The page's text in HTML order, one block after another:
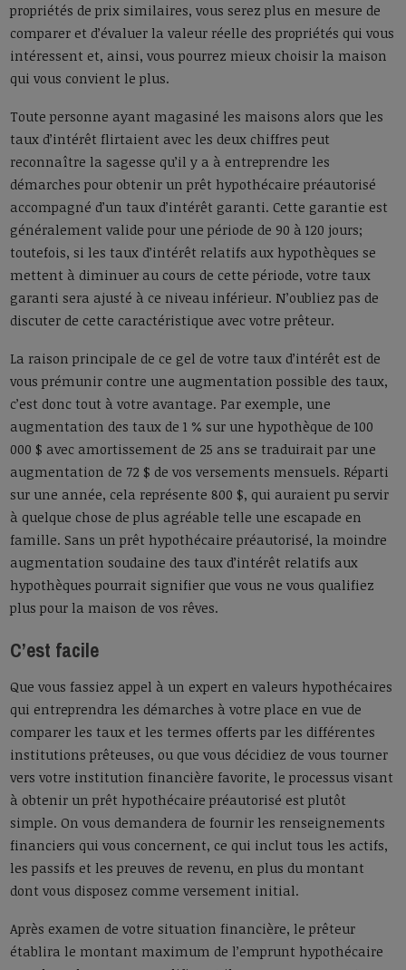
propriétés de prix similaires, vous serez plus en mesure de
comparer et d’évaluer la valeur réelle des propriétés qui vous
intéressent et, ainsi, vous pourrez mieux choisir la maison
qui vous convient le plus.
Toute personne ayant magasiné les maisons alors que les
taux d’intérêt flirtaient avec les deux chiffres peut
reconnaître la sagesse qu’il y a à entreprendre les
démarches pour obtenir un prêt hypothécaire préautorisé
accompagné d’un taux d’intérêt garanti. Cette garantie est
généralement valide pour une période de 90 à 120 jours;
toutefois, si les taux d’intérêt relatifs aux hypothèques se
mettent à diminuer au cours de cette période, votre taux
garanti sera ajusté à ce niveau inférieur. N’oubliez pas de
discuter de cette caractéristique avec votre prêteur.
La raison principale de ce gel de votre taux d’intérêt est de
vous prémunir contre une augmentation possible des taux,
c’est donc tout à votre avantage. Par exemple, une
augmentation des taux de 1 % sur une hypothèque de 100
000 $ avec amortissement de 25 ans se traduirait par une
augmentation de 72 $ de vos versements mensuels. Réparti
sur une année, cela représente 800 $, qui auraient pu servir
à quelque chose de plus agréable telle une escapade en
famille. Sans un prêt hypothécaire préautorisé, la moindre
augmentation soudaine des taux d’intérêt relatifs aux
hypothèques pourrait signifier que vous ne vous qualifiez
plus pour la maison de vos rêves.
C’est facile
Que vous fassiez appel à un expert en valeurs hypothécaires
qui entreprendra les démarches à votre place en vue de
comparer les taux et les termes offerts par les différentes
institutions prêteuses, ou que vous décidiez de vous tourner
vers votre institution financière favorite, le processus visant
à obtenir un prêt hypothécaire préautorisé est plutôt
simple. On vous demandera de fournir les renseignements
financiers qui vous concernent, ce qui inclut tous les actifs,
les passifs et les preuves de revenu, en plus du montant
dont vous disposez comme versement initial.
Après examen de votre situation financière, le prêteur
établira le montant maximum de l’emprunt hypothécaire